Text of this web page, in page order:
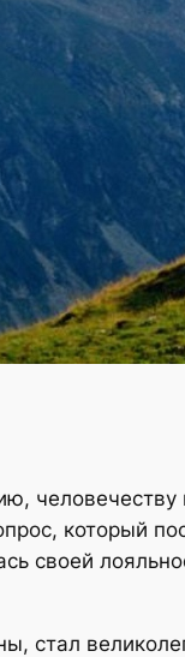
человечеству
который
своей
стал